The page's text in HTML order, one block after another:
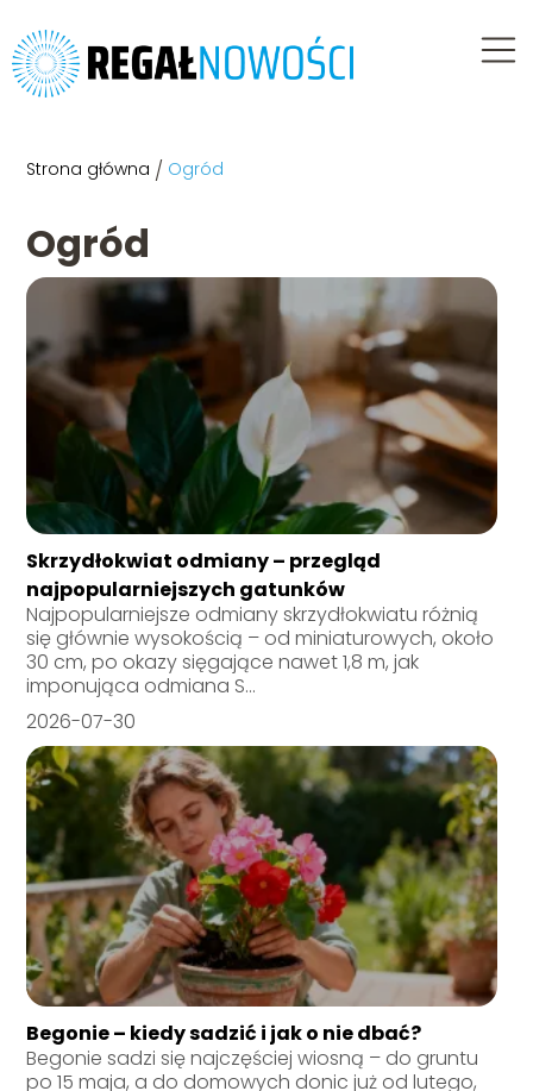
Strona główna / Ogród
Ogród
Skrzydłokwiat odmiany – przegląd
najpopularniejszych gatunków
Najpopularniejsze odmiany skrzydłokwiatu różnią
się głównie wysokością – od miniaturowych, około
30 cm, po okazy sięgające nawet 1,8 m, jak
imponująca odmiana S...
2026-07-30
Begonie – kiedy sadzić i jak o nie dbać?
Begonie sadzi się najczęściej wiosną – do gruntu
po 15 maja, a do domowych donic już od lutego,